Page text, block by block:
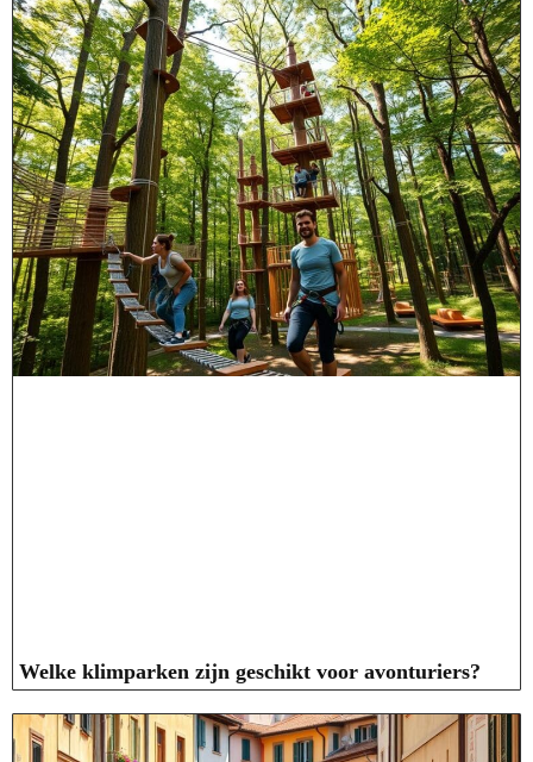
Welke klimparken zijn geschikt voor avonturiers?